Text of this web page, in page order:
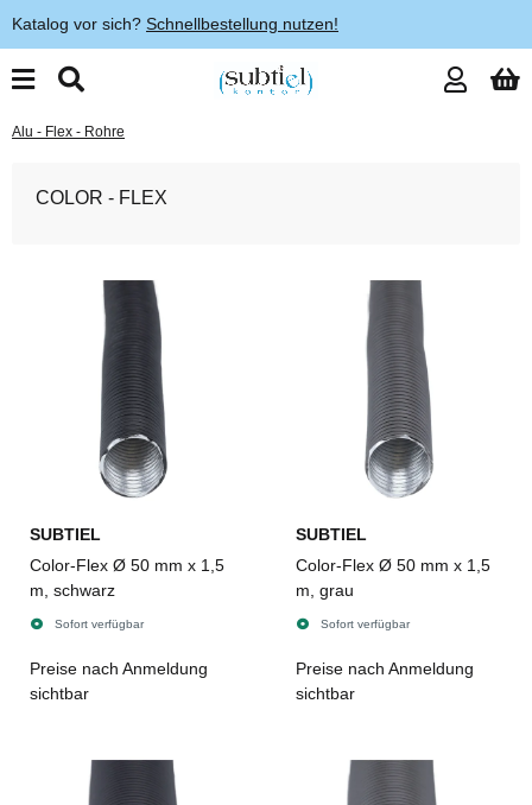
Katalog vor sich? Schnellbestellung nutzen!
Alu - Flex - Rohre
COLOR - FLEX
SUBTIEL
Color-Flex Ø 50 mm x 1,5
m, schwarz
Sofort verfügbar
Preise nach Anmeldung
sichtbar
SUBTIEL
Color-Flex Ø 50 mm x 1,5
m, grau
Sofort verfügbar
Preise nach Anmeldung
sichtbar